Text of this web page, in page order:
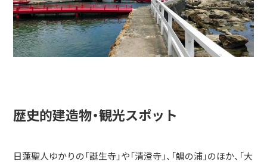
歴史的建造物・観光スポット
日蓮聖人ゆかりの「誕生寺」や「清澄寺」、「鯛の浦」のほか、「大